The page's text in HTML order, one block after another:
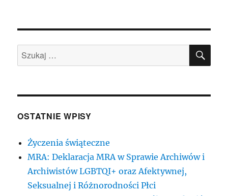
Szukaj:
OSTATNIE WPISY
Życzenia świąteczne
MRA: Deklaracja MRA w Sprawie Archiwów i
Archiwistów LGBTQI+ oraz Afektywnej,
Seksualnej i Różnorodności Płci